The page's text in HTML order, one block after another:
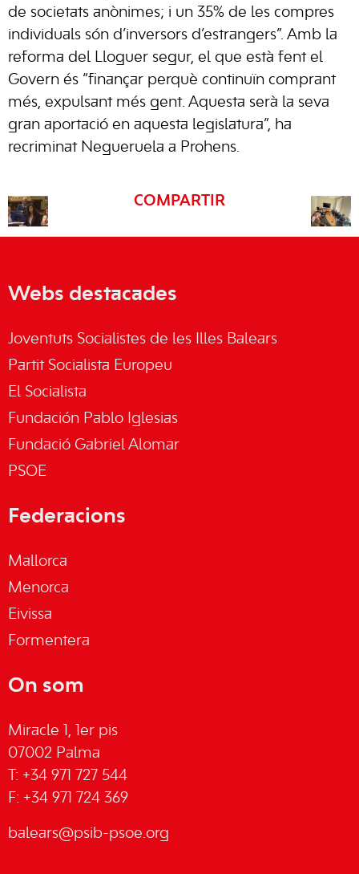
de societats anònimes; i un 35% de les compres
individuals són d’inversors d’estrangers”. Amb la
reforma del Lloguer segur, el que està fent el
Govern és “finançar perquè continuïn comprant
més, expulsant més gent. Aquesta serà la seva
gran aportació en aquesta legislatura”, ha
recriminat Negueruela a Prohens.
COMPARTIR
Webs destacades
Joventuts Socialistes de les Illes Balears
Partit Socialista Europeu
El Socialista
Fundación Pablo Iglesias
Fundació Gabriel Alomar
PSOE
Federacions
Mallorca
Menorca
Eivissa
Formentera
On som
Miracle 1, 1er pis
07002 Palma
T: +34 971 727 544
F: +34 971 724 369
balears@psib-psoe.org